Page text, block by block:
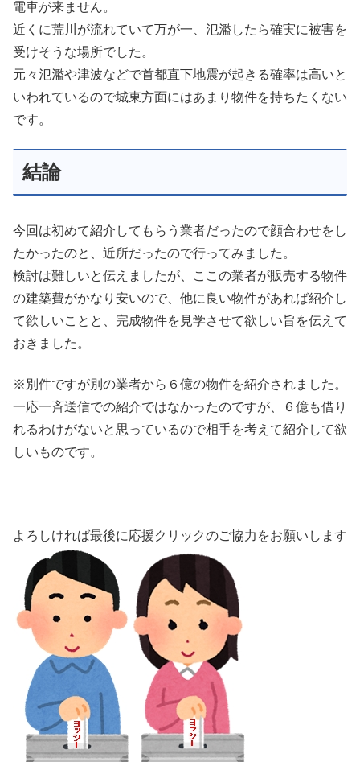
電車が来ません。
近くに荒川が流れていて万が一、氾濫したら確実に被害を
受けそうな場所でした。
元々氾濫や津波などで首都直下地震が起きる確率は高いと
いわれているので城東方面にはあまり物件を持ちたくない
です。
結論
今回は初めて紹介してもらう業者だったので顔合わせをし
たかったのと、近所だったので行ってみました。
検討は難しいと伝えましたが、ここの業者が販売する物件
の建築費がかなり安いので、他に良い物件があれば紹介し
て欲しいことと、完成物件を見学させて欲しい旨を伝えて
おきました。
※別件ですが別の業者から６億の物件を紹介されました。
一応一斉送信での紹介ではなかったのですが、６億も借り
れるわけがないと思っているので相手を考えて紹介して欲
しいものです。
よろしければ最後に応援クリックのご協力をお願いします